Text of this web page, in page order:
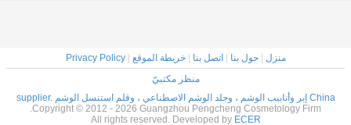
منزل |حول بنا |اتصل بنا |خريطة الموقع |
Privacy Policy
منظر مكتبيّ
China إبر وأنابيب الوشم ، وجلد الوشم الاصطناعي ، وقلم استنسل الوشم supplier.
Copyright © 2012 - 2026 Guangzhou Pengcheng Cosmetology Firm.
All rights reserved. Developed by ECER